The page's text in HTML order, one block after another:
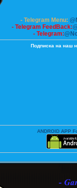
- Telegram Menu:
- Telegram FeedBack:
- Telegram:
Подписка на наш
ANDROID APP